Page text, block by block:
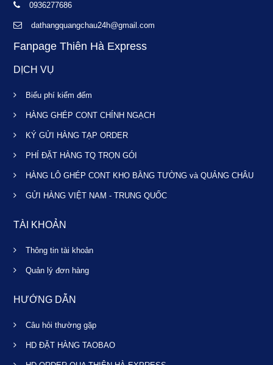
0936277686
dathangquangchau24h@gmail.com
Fanpage Thiên Hà Express
DỊCH VỤ
Biểu phí kiểm đếm
HÀNG GHÉP CONT CHÍNH NGẠCH
KÝ GỬI HÀNG TẠP ORDER
PHÍ ĐẶT HÀNG TQ TRỌN GÓI
HÀNG LÔ GHÉP CONT KHO BẰNG TƯỜNG và QUẢNG CHÂU
GỬI HÀNG VIỆT NAM - TRUNG QUỐC
TÀI KHOẢN
Thông tin tài khoản
Quản lý đơn hàng
HƯỚNG DẪN
Câu hỏi thường gặp
HD ĐẶT HÀNG TAOBAO